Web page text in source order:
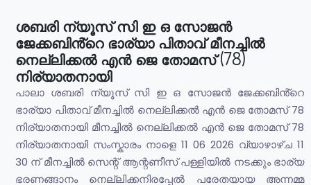
ശബരി ന്യൂസ് സി ഇ ഒ സോജൻ
ജേക്കബിൻ്റെ ഭാര്യാ പിതാവ് മീനച്ചിൽ
നെല്ലിക്കൽ എൻ ജെ തോമസ് (78)
നിര്യാതനായി
പാലാ ശബരി ന്യൂസ് സി ഇ ഒ സോജൻ ജേക്കബിൻ്റെ
ഭാര്യാ പിതാവ് മീനച്ചിൽ നെല്ലിക്കൽ എൻ ജെ തോമസ് 78
നിര്യാതനായി മീനച്ചിൽ നെല്ലിക്കൽ എൻ ജെ തോമസ് 78
നിര്യാതനായി സംസ്കാരം നാളെ 11 06 2026 വ്യാഴാഴ്ച 11
30 ന് മീനച്ചിൽ സെന്റ് ആന്റണീസ് പള്ളിയിൽ നടക്കും ഭാര്യ
ഭരണങ്ങാനം നെല്ലിക്കനിരപ്പേൽ പരേതയായ അന്നമ്മ